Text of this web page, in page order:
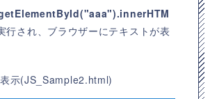
行され、ブラウザーにテキストが表
示(JS_Sample2.html)